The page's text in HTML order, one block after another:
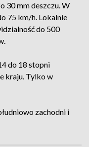
30 mm deszczu. W
75 km/h. Lokalnie
do 500
do 18 stopni
kraju. Tylko w
zachodni i